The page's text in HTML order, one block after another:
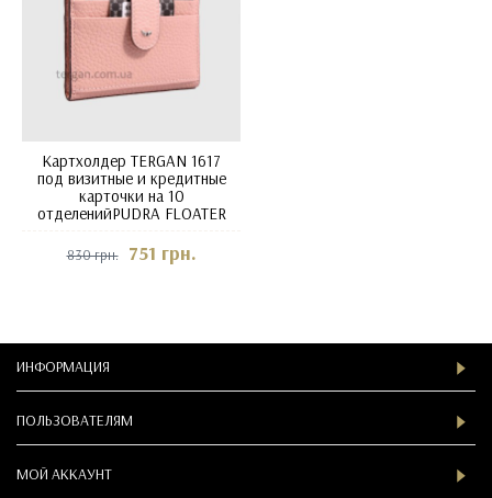
Картхолдер TERGAN 1617
под визитные и кредитные
карточки на 10
отделенийPUDRA FLOATER
830 грн. 751 грн.
ИНФОРМАЦИЯ
ПОЛЬЗОВАТЕЛЯМ
МОЙ АККАУНТ